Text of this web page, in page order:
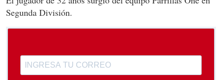
Segunda División.